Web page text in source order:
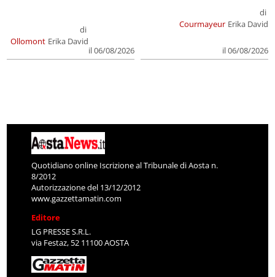
Ollomont
di
Erika David
il 06/08/2026
Courmayeur
di
Erika David
il 06/08/2026
Quotidiano online Iscrizione al Tribunale di Aosta n.
8/2012
Autorizzazione del 13/12/2012
www.gazzettamatin.com
Editore
LG PRESSE S.R.L.
via Festaz, 52 11100 AOSTA